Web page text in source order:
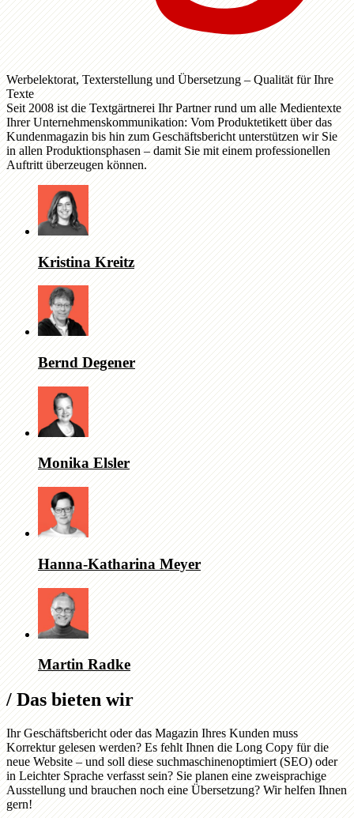
Werbelektorat, Texterstellung und Übersetzung – Qualität für Ihre
Texte
Seit 2008 ist die Textgärtnerei Ihr Partner rund um alle Medientexte
Ihrer Unternehmenskommunikation: Vom Produktetikett über das
Kundenmagazin bis hin zum Geschäftsbericht unterstützen wir Sie
in allen Produktionsphasen – damit Sie mit einem professionellen
Auftritt überzeugen können.
Kristina Kreitz
Bernd Degener
Monika Elsler
Hanna-Katharina Meyer
Martin Radke
/Das bieten wir
Ihr Geschäftsbericht oder das Magazin Ihres Kunden muss
Korrektur gelesen werden? Es fehlt Ihnen die Long Copy für die
neue Website – und soll diese suchmaschinenoptimiert (SEO) oder
in Leichter Sprache verfasst sein? Sie planen eine zweisprachige
Ausstellung und brauchen noch eine Übersetzung? Wir helfen Ihnen
gern!